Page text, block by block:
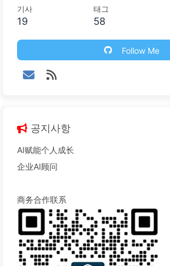
기사
19
태그
58
Follow Me
공지사항
AI赋能个人成长
企业AI顾问
商务合作联系